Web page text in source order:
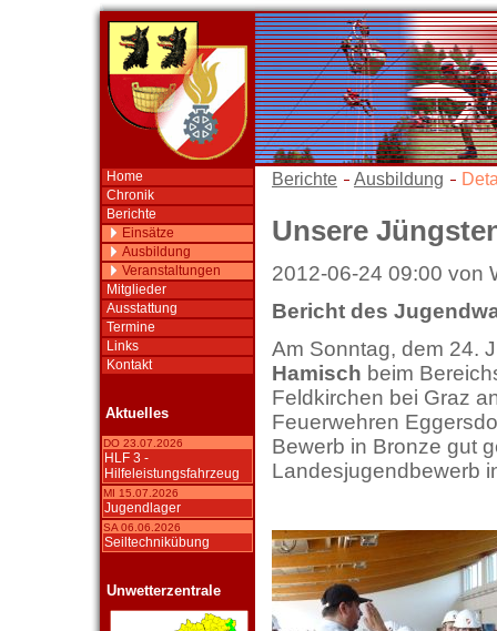
Berichte Ausbildung
Unsere
2012-06-24 09:00 von
Bericht des
Am Sonntag, dem 24.
Hamisch beim
Feldkirchen bei Graz
Feuerwehren
Bewerb in Bronze gut
Landesjugendbewerb
Home
Chronik
Berichte
Einsätze
Ausbildung
Veranstaltungen
Mitglieder
Ausstattung
Termine
Links
Kontakt
Aktuelles
DO 23.07.2026
HLF 3 -
Hilfeleistungsfahrzeug
MI 15.07.2026
Jugendlager
SA 06.06.2026
Seiltechnikübung
Unwetterzentrale